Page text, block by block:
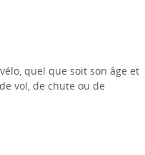
quel que soit son âge et
vol, de chute ou de